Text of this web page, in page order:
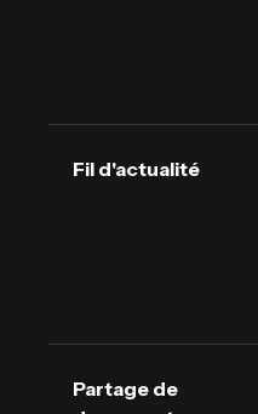
Fil d'actualité
Partage de